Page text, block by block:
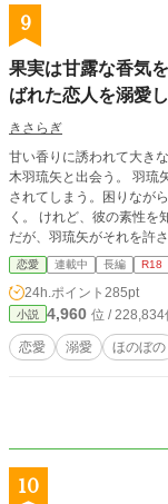
9
果実は甘露な香気
ばれた恋人を溺愛
きさらぎ
甘い香りに誘われて大き
木羽琉矢と出会う。 羽琉
されてしまう。困りなが
く。 けれど、彼の素性を
だが、羽琉矢がそれを許さなかった。 ♦♢♦♢♦♢♦♢ 河
生 普通の家庭育ち。卒業
逃げ腰で一線を引きたがっている × 綴木羽琉矢（２６
の後継者 一目惚れした結
思案中。 ※不思議
恋愛 連載中 長編 R18
24h.ポイント 285pt
小説 4,960 位 / 228,834
恋愛 溺愛 ほのぼの
10